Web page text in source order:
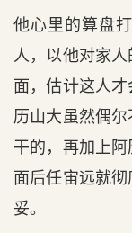
他心里的算盘
人，以他对家
面，估计这人
历山大虽然偶
干的，再加上
面后任宙远就
妥。